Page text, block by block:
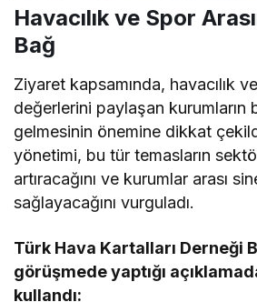
Havacılık ve Spor
Bağ
Ziyaret kapsamında, havacılık
değerlerini paylaşan kurumların
gelmesinin önemine dikkat
yönetimi, bu tür temasların
artıracağını ve kurumlar arası
sağlayacağını vurguladı.
Türk Hava Kartalları Derneği
görüşmede yaptığı
kullandı: